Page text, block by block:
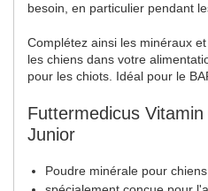
besoin, en particulier pendant
Complétez ainsi les minéraux
les chiens dans votre
pour les chiots. Idéal pour le
Futtermedicus
Junior
Poudre minérale pour